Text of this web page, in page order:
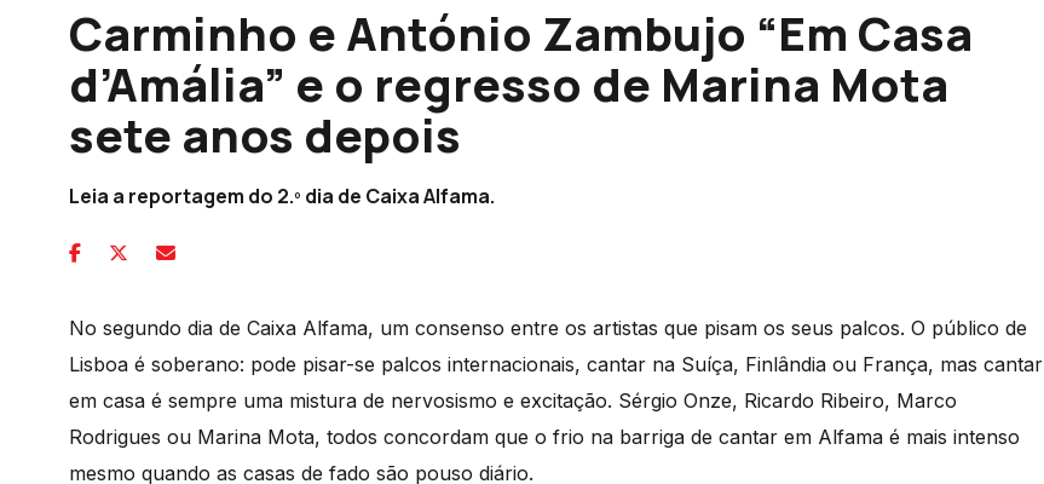
Carminho e António Zambujo “Em Casa
d’Amália” e o regresso de Marina Mota
sete anos depois
Leia a reportagem do 2.º dia de Caixa Alfama.
No segundo dia de Caixa Alfama, um consenso entre os artistas que pisam os seus palcos. O público de
Lisboa é soberano: pode pisar-se palcos internacionais, cantar na Suíça, Finlândia ou França, mas cantar
em casa é sempre uma mistura de nervosismo e excitação. Sérgio Onze, Ricardo Ribeiro, Marco
Rodrigues ou Marina Mota, todos concordam que o frio na barriga de cantar em Alfama é mais intenso
mesmo quando as casas de fado são pouso diário.